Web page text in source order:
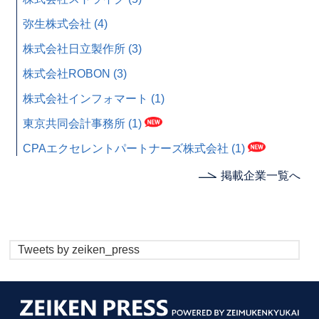
弥生株式会社 (4)
株式会社日立製作所 (3)
株式会社ROBON (3)
株式会社インフォマート (1)
東京共同会計事務所 (1)
CPAエクセレントパートナーズ株式会社 (1)
掲載企業一覧へ
Tweets by zeiken_press